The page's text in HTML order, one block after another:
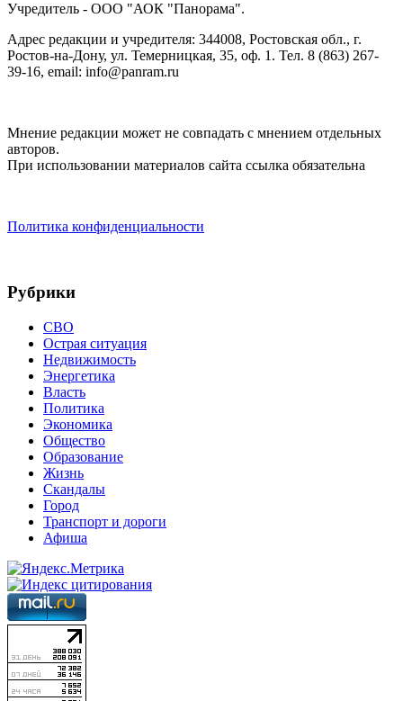
Учредитель - ООО "АОК "Панорама".
Адрес редакции и учредителя: 344008, Ростовская обл., г.
Ростов-на-Дону, ул. Темерницкая, 35, оф. 1. Тел. 8 (863) 267-
39-16, email: info@panram.ru
Мнение редакции может не совпадать с мнением отдельных
авторов.
При использовании материалов сайта ссылка обязательна
Политика конфиденциальности
Рубрики
СВО
Острая ситуация
Недвижимость
Энергетика
Власть
Политика
Экономика
Общество
Образование
Жизнь
Скандалы
Город
Транспорт и дороги
Афиша